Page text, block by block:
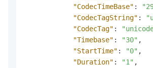
"CodecTimeBase" :
"CodecTagString" :
"CodecTag" :
"Timebase" : "30" ,
"StartTime" : "0" ,
"Duration" : "1" ,